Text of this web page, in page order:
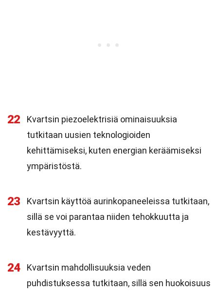
22
Kvartsin piezoelektrisiä ominaisuuksia
tutkitaan uusien teknologioiden
kehittämiseksi, kuten energian keräämiseksi
ympäristöstä.
23
Kvartsin käyttöä aurinkopaneeleissa tutkitaan,
sillä se voi parantaa niiden tehokkuutta ja
kestävyyttä.
24
Kvartsin mahdollisuuksia veden
puhdistuksessa tutkitaan, sillä sen huokoisuus